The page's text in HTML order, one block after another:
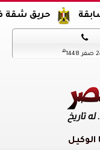
حريق شقة في الدرب

هـ
الوكيل